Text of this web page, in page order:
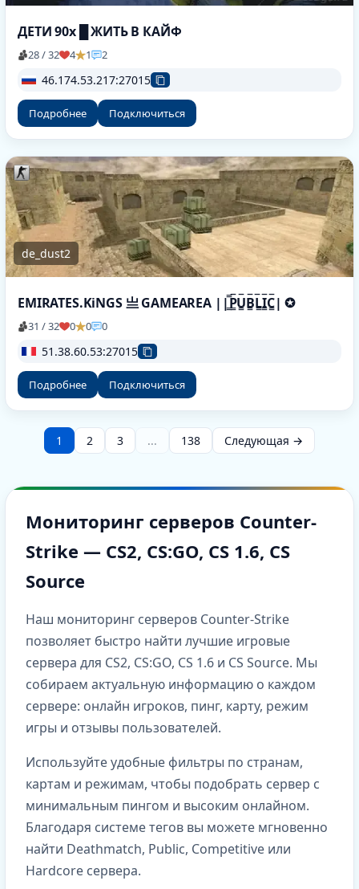
ДЕТИ 90х █ ЖИТЬ В КАЙФ
28 / 32 4 1 2
46.174.53.217:27015
Подробнее Подключиться
de_dust2
EMIRATES.KiNGS 亗 GAMEAREA ||͇̿P͇̿U͇̿B͇̿L͇̿I͇̿C͇̿| ✪
31 / 32 0 0 0
51.38.60.53:27015
Подробнее Подключиться
1 2 3 ... 138 Следующая →
Мониторинг серверов Counter-
Strike — CS2, CS:GO, CS 1.6, CS
Source
Наш мониторинг серверов Counter-Strike
позволяет быстро найти лучшие игровые
сервера для CS2, CS:GO, CS 1.6 и CS Source. Мы
собираем актуальную информацию о каждом
сервере: онлайн игроков, пинг, карту, режим
игры и отзывы пользователей.
Используйте удобные фильтры по странам,
картам и режимам, чтобы подобрать сервер с
минимальным пингом и высоким онлайном.
Благодаря системе тегов вы можете мгновенно
найти Deathmatch, Public, Competitive или
Hardcore сервера.